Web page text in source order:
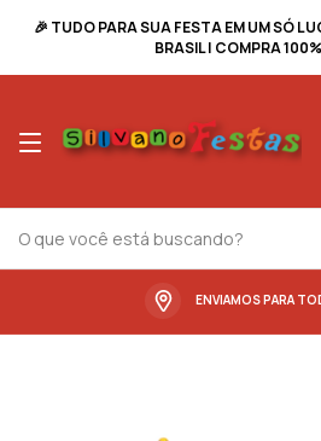
🎉 TUDO PARA SUA FESTA EM UM SÓ
BRASIL | COMPRA
ENVIAMOS PARA